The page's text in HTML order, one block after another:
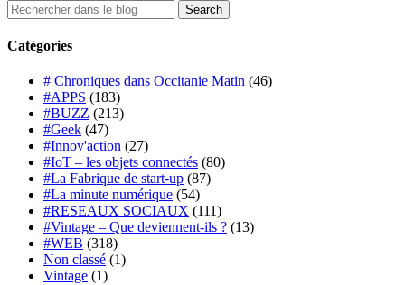
Catégories
# Chroniques dans Occitanie Matin (46)
#APPS (183)
#BUZZ (213)
#Geek (47)
#Innov'action (27)
#IoT – les objets connectés (80)
#La Fabrique de start-up (87)
#La minute numérique (54)
#RESEAUX SOCIAUX (111)
#Vintage – Que deviennent-ils ? (13)
#WEB (318)
Non classé (1)
Vintage (1)